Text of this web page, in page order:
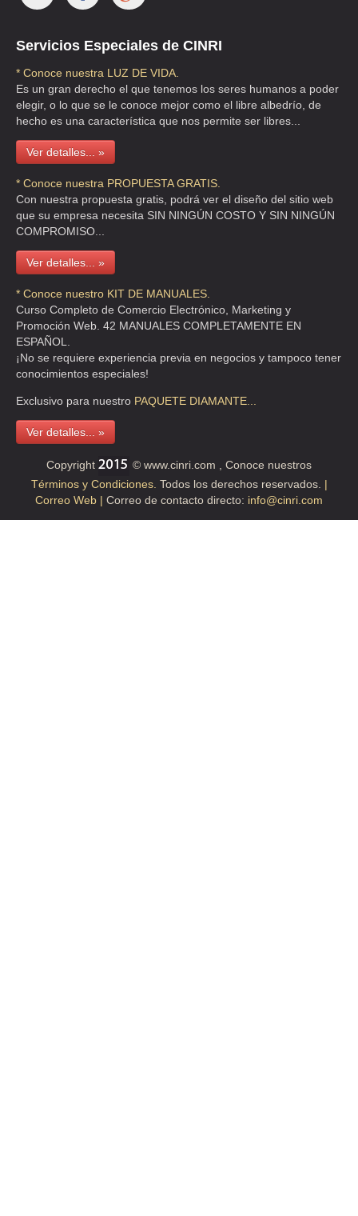
Informes: Tel. 55 39 16 07
Fecha de Actualización: 26/08/2002
RESIDENCIA UNIVERSITARIA FEMENINA, A.C.
(RUF)
Jalapa 67, Roma, 06700,
Informes: Tel. 55 25 55 47 Fax. 56.87.49.79
Fecha de Actualización: 22/02/2002
rufmexico@infosel.net.mx
RETO A LA JUVENTUD MÉXICO, I.A.P.
Privada de Reforma 8, San Simón Ticumac, 03660,
Informes: Tel. 55 39 43 45 Fax. 55.39.43.45
Representante 1: VÍCTOR FLORES, DIRECTOR
Fecha de Actualización: 11/04/2002
RÍO ABIERTO, A.C.
Luz Saviñón 924, Del Valle, 03100,
Informes: Tel. 55 43 30 57, 55 36 08 91 Fax. 55.36.08.91
Representante 1: ALICIA ZAPPI, DIRECTORA
Fecha de Actualización: 26/04/2002
rioamex@laneta.apc.org
http://www.rioabierto.org
Servicios Especiales de CINRI
* Conoce nuestra LUZ DE VIDA.
Es un gran derecho el que tenemos los seres humanos a poder
elegir, o lo que se le conoce mejor como el libre albedrío, de
hecho es una característica que nos permite ser libres...
Ver detalles... »
* Conoce nuestra PROPUESTA GRATIS.
Con nuestra propuesta gratis, podrá ver el diseño del sitio web
que su empresa necesita SIN NINGÚN COSTO Y SIN NINGÚN
COMPROMISO...
Ver detalles... »
* Conoce nuestro KIT DE MANUALES.
Curso Completo de Comercio Electrónico, Marketing y
Promoción Web. 42 MANUALES COMPLETAMENTE EN
ESPAÑOL.
¡No se requiere experiencia previa en negocios y tampoco tener
conocimientos especiales!
Exclusivo para nuestro PAQUETE DIAMANTE...
Ver detalles... »
Copyright
© www.cinri.com , Conoce nuestros
Términos y Condiciones. Todos los derechos reservados. |
Correo Web | Correo de contacto directo: info@cinri.com